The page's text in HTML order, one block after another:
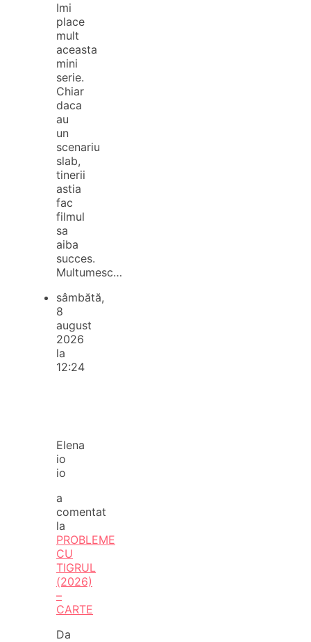
Imi
place
mult
aceasta
mini
serie.
Chiar
daca
au
un
scenariu
slab,
tinerii
astia
fac
filmul
sa
aiba
succes.
Multumesc…
sâmbătă,
8
august
2026
la
12:24
Elena
io
io
a
comentat
la
PROBLEME
CU
TIGRUL
(2026)
–
CARTE
Da